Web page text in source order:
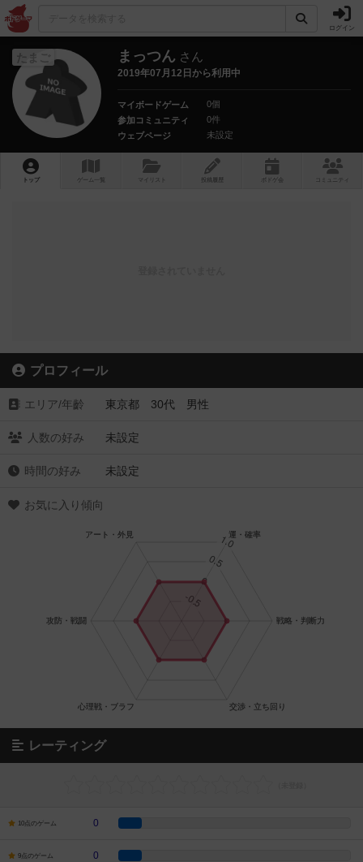
ログイン
たまご まっつん さん
2019年07月12日から利用中
マイボードゲーム
0個
参加コミュニティ
0件
ウェブページ
未設定
トップ ゲーム一覧 マイリスト 投稿履歴 ボ ドゲ コミュニティ
プロフィール
エリア/年齡 東京都 30代 男性
人数の好み 未設定
時間の好み 未設定
お気に入り傾向
レーティング
10点のゲーム 0
9点のゲーム 0